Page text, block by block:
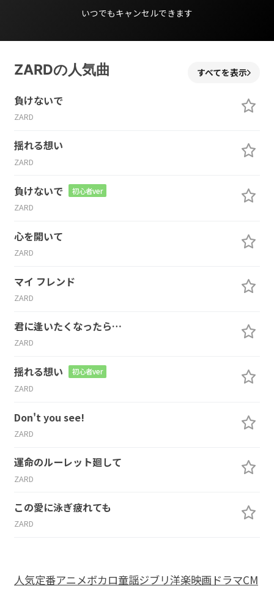
いつでもキャンセルできます
ZARDの人気曲 すべてを表示
負けないで
ZARD
揺れる想い
ZARD
負けないで 初心者ver
ZARD
心を開いて
ZARD
マイ フレンド
ZARD
君に逢いたくなったら…
ZARD
揺れる想い 初心者ver
ZARD
Don't you see!
ZARD
運命のルーレット廻して
ZARD
この愛に泳ぎ疲れても
ZARD
人気定番アニメボカロ童謡ジブリ洋楽映画ドラマCM